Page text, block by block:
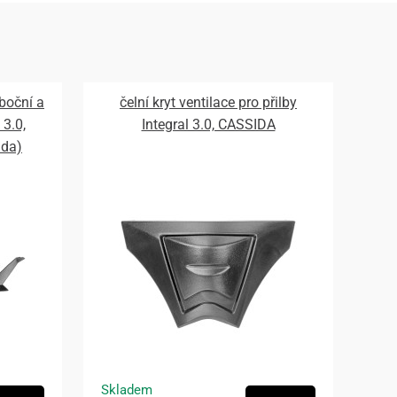
a
čelní kryt ventilace pro přilby
Integral 3.0, CASSIDA
Skladem